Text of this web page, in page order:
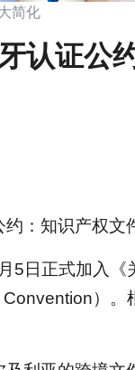
简化
认证公
：知识产权文
5日正式加入《
Convention）